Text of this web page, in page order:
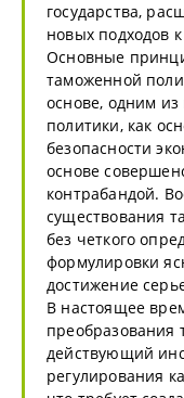
государства,
новых подходов
Основные
таможенной
основе, одним
политики, как
безопасности
основе
контрабандой.
существования
без четкого
формулировки
достижение
В настоящее
преобразования
действующий
регулирования